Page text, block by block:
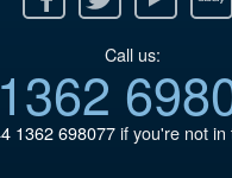
Call us:
1362 698077if you're not in